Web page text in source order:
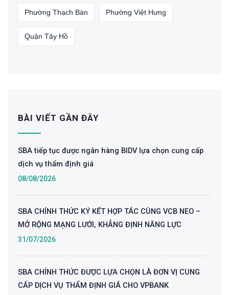
Phường Thạch Bàn Phường Việt Hưng
Quận Tây Hồ
BÀI VIẾT GẦN ĐÂY
SBA tiếp tục được ngân hàng BIDV lựa chọn cung cấp
dịch vụ thẩm định giá
08/08/2026
SBA CHÍNH THỨC KÝ KẾT HỢP TÁC CÙNG VCB NEO –
MỞ RỘNG MẠNG LƯỚI, KHẲNG ĐỊNH NĂNG LỰC
31/07/2026
SBA CHÍNH THỨC ĐƯỢC LỰA CHỌN LÀ ĐƠN VỊ CUNG
CẤP DỊCH VỤ THẨM ĐỊNH GIÁ CHO VPBANK